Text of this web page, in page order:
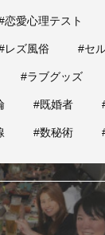
恋愛心理テスト
レズ風俗 #セ
#ラブグッズ
#既婚者
#数秘術